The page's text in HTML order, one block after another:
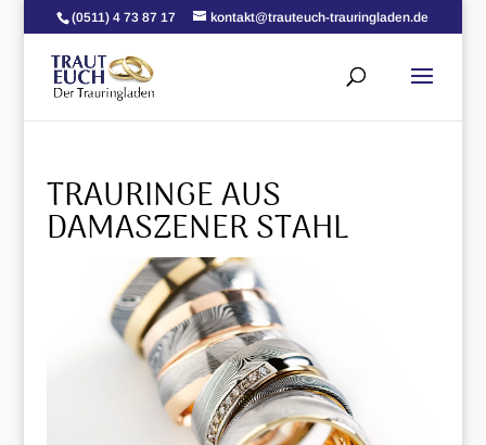
(0511) 4 73 87 17 kontakt@trauteuch-trauringladen.de
TRAURINGE AUS
DAMASZENER STAHL